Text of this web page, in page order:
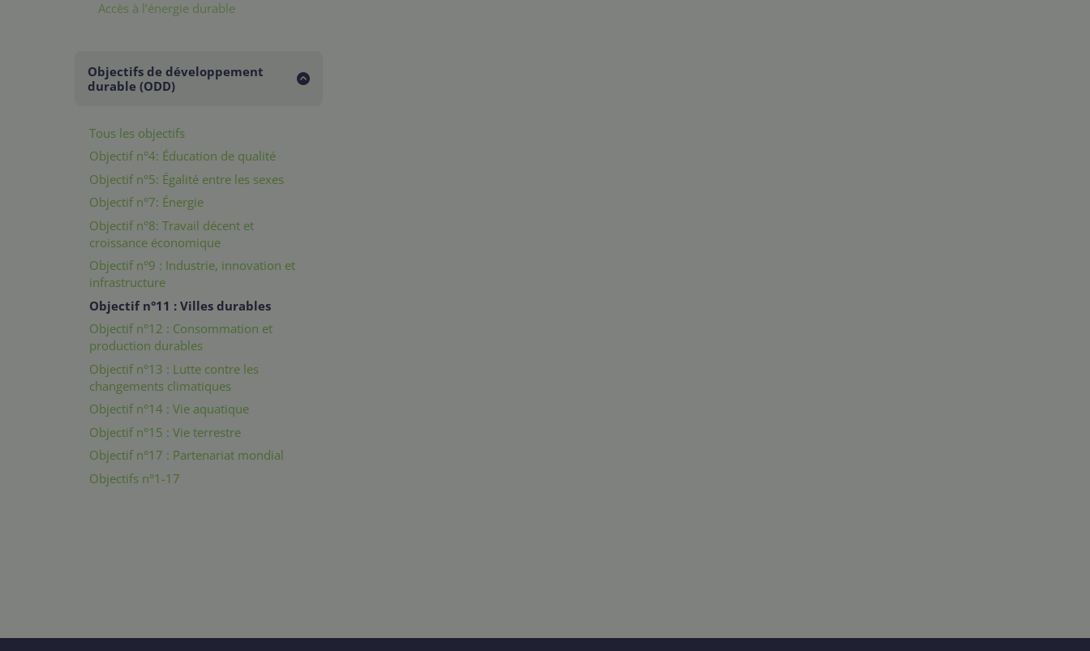
Accès à l’énergie durable
Objectifs de développement
durable (ODD)
Tous les objectifs
Objectif n°4: Éducation de qualité
Objectif n°5: Égalité entre les sexes
Objectif n°7: Énergie
Objectif n°8: Travail décent et
croissance économique
Objectif n°9 : Industrie, innovation et
infrastructure
Objectif n°11 : Villes durables
Objectif n°12 : Consommation et
production durables
Objectif n°13 : Lutte contre les
changements climatiques
Objectif n°14 : Vie aquatique
Objectif n°15 : Vie terrestre
Objectif n°17 : Partenariat mondial
Objectifs n°1-17